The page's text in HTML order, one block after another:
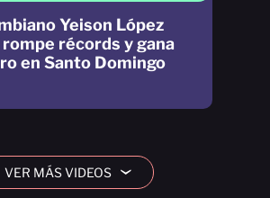
Yeison López
rompe récords y gana
en Santo Domingo
VER MÁS VIDEOS ›